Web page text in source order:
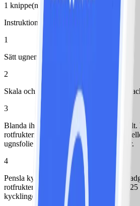
1 knippe(n)
Instruktioner
1
Sätt ugnen på 200°.
2
Skala och klyfta betor, morötter,
3
Blanda ihop olja, marmelad, chili och salt.
rotfrukterna och lägg i en ugnsfast form
ugnsfolie och sätt in i ugn 30-40 minuter.
4
Pensla kyckling med resterande
rotfrukterna. Sätt in i ugn ytterligare 20-
kycklingen är genomstekt.